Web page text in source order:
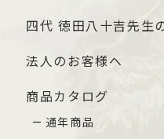
四代 徳田八十吉先生
法人のお客様へ
商品カタログ
通年商品